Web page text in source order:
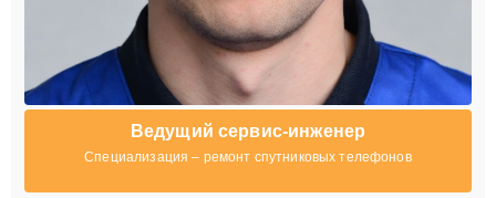
Ведущий сервис-инженер
Специализация – ремонт спутниковых телефонов